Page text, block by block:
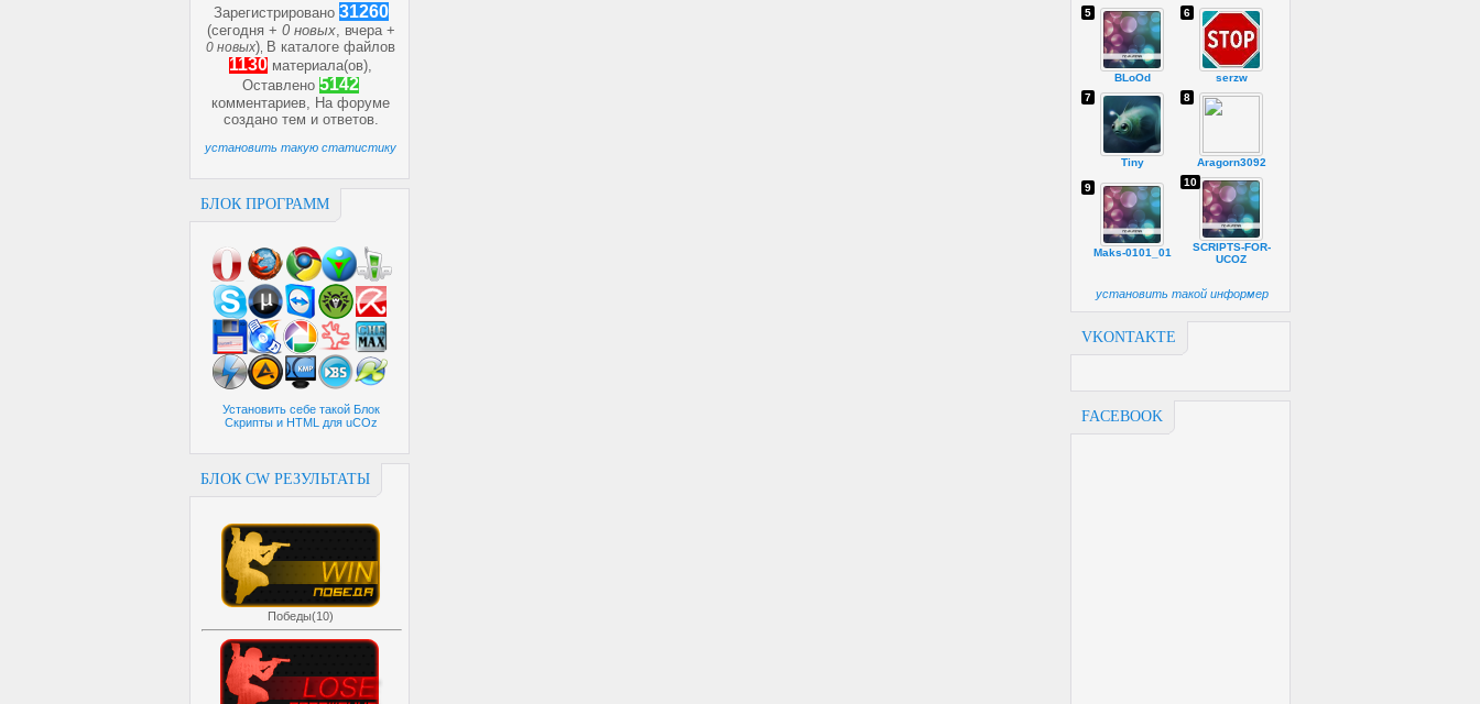
Зарегистрировано 31260
(сегодня + 0 новых, вчера +
0 новых) В каталоге файлов
1130 материала(ов),
Оставлено 5142
комментариев, На форуме
создано тем и ответов.
установить такую статистику
БЛОК ПРОГРАММ
Установить себе такой Блок
Скрипты и HTML для uCOz
БЛОК CW РЕЗУЛЬТАТЫ
Победы(10)
BLoOd
5
serzw
6
Tiny
7
Aragorn3092
8
Maks-0101_01
9
SCRIPTS-FOR-
UCOZ
10
установить такой информер
VKONTAKTE
FACEBOOK